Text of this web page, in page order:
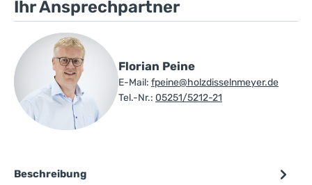
Ihr Ansprechpartner
Florian Peine
E-Mail: fpeine@holzdisselnmeyer.de
Tel.-Nr.: 05251/5212-21
Beschreibung